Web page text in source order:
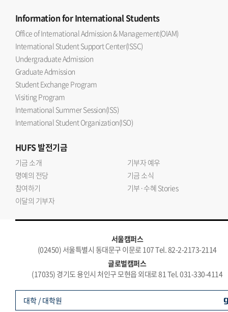
Informationfor International Students
Office of International Admission & Management(OIAM)
International Student Support Center(ISSC)
Undergraduate Admission
Graduate Admission
Student Exchange Program
Visiting Program
International Summer Session(ISS)
International Student Organization(ISO)
HUFS발전기금
기금 소개
기부자 예우
명예의 전당
기금 소식
참여하기
기부·수혜 Stories
이달의 기부자
서울캠퍼스
(02450) 서울특별시 동대문구 이문로 107 Tel. 82-2-2173-2114
글로벌캠퍼스
(17035) 경기도 용인시 처인구 모현읍 외대로 81 Tel. 031-330-4114
대학 / 대학원